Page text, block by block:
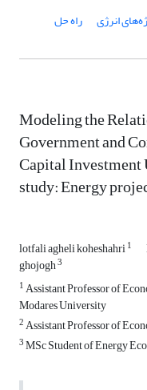
انرژی راه‏ حل
Modeling the
Government and
Capital Investment
study: Energy
lotfali agheli koheshahri1
ghojogh3
1Assistant Professor of
Modares University
2Assistant Professor of
3MSc Student of Energy